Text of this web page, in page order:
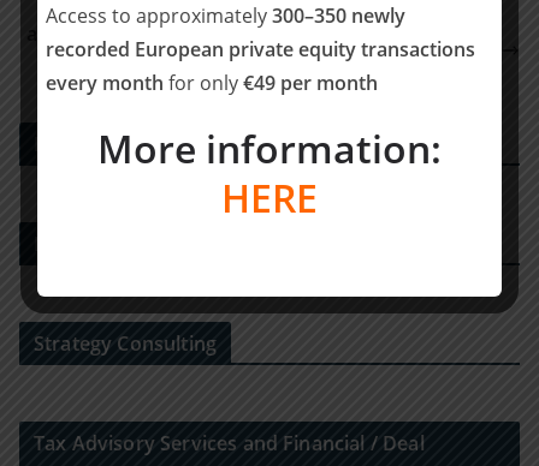
axanta: BHKL Schlammentwässerung e. K. hat einen
Nachfolger gefunden
PE DEALS EUROPE
M&A-Beratungshaus
Strategy Consulting
Tax Advisory Services and Financial / Deal
Access to approximately300–350 newly
recorded European private equity transactions
every month for only€49 per month
More information:
HERE